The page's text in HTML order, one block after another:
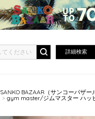
詳細検索
SANKO BAZAAR（サンコーバザー
gym master/ジムマスター ハッ